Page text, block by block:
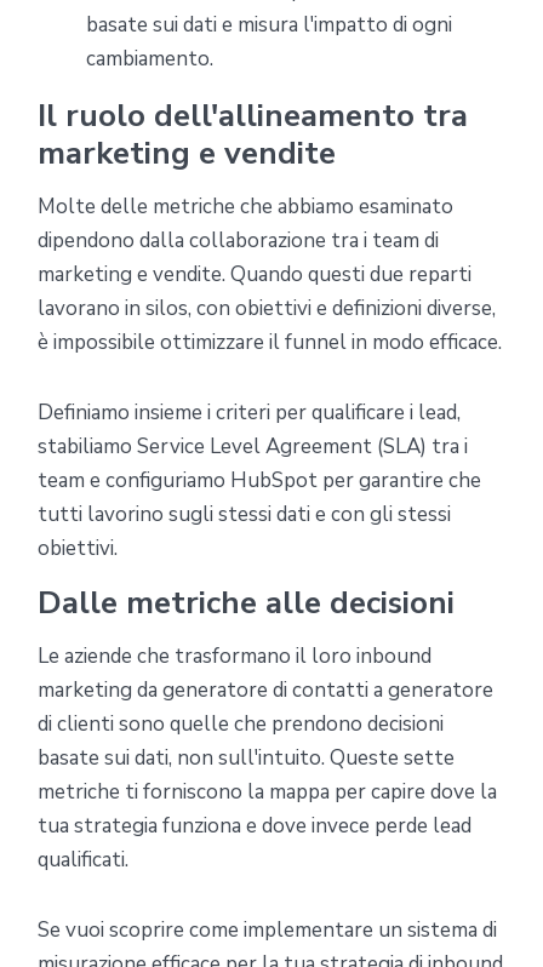
basate sui dati e misura l'impatto di ogni
cambiamento.
Il ruolo dell'allineamento tra
marketing e vendite
Molte delle metriche che abbiamo esaminato
dipendono dalla collaborazione tra i team di
marketing e vendite. Quando questi due reparti
lavorano in silos, con obiettivi e definizioni diverse,
è impossibile ottimizzare il funnel in modo efficace.
Definiamo insieme i criteri per qualificare i lead,
stabiliamo Service Level Agreement (SLA) tra i
team e configuriamo HubSpot per garantire che
tutti lavorino sugli stessi dati e con gli stessi
obiettivi.
Dalle metriche alle decisioni
Le aziende che trasformano il loro inbound
marketing da generatore di contatti a generatore
di clienti sono quelle che prendono decisioni
basate sui dati, non sull'intuito. Queste sette
metriche ti forniscono la mappa per capire dove la
tua strategia funziona e dove invece perde lead
qualificati.
Se vuoi scoprire come implementare un sistema di